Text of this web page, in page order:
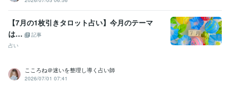
【7月の1枚引きタロット占い】今月のテーマ
は…
記事
占い
こころね＠迷いを整理し導く占い師
2026/07/01 07:41